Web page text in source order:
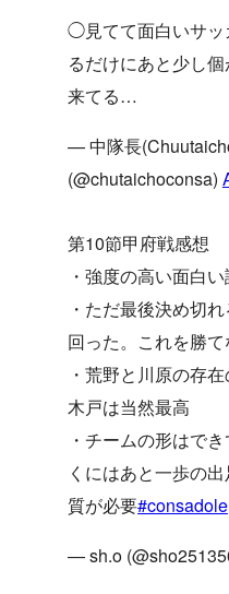
◯見てて面白いサッ
るだけにあと少し
来てる…
— 中隊長
(@chutaichoconsa)
第10節甲府戦感想
・強度の高い面白
・ただ最後決め切
回った。これを勝
・荒野と川原の存
木戸は当然最高
・チームの形はで
くにはあと一歩の
質が必要#consadole
— sh.o